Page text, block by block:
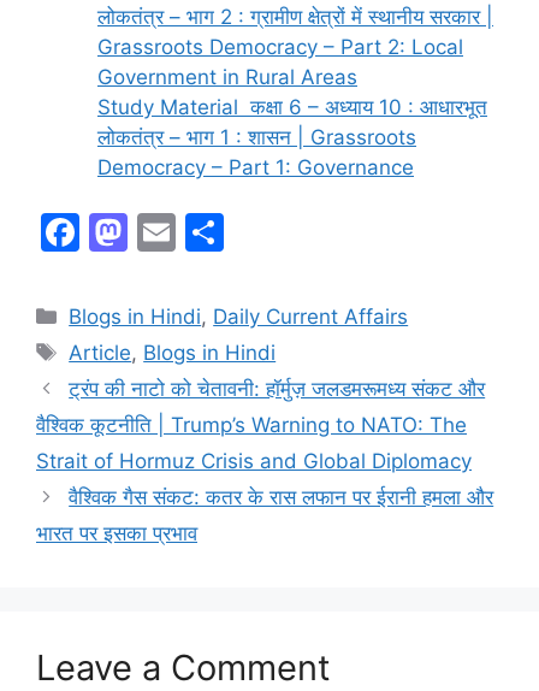
लोकतंत्र – भाग 2 : ग्रामीण क्षेत्रों में स्थानीय सरकार |
Grassroots Democracy – Part 2: Local
Government in Rural Areas
Study Material कक्षा 6 – अध्याय 10 : आधारभूत
लोकतंत्र – भाग 1 : शासन | Grassroots
Democracy – Part 1: Governance
F
c
e
b
o
o
k
M
st
o
d
o
n
E
ai
l
ar
e
Blogs in Hindi, Daily Current Affairs
Article, Blogs in Hindi
ट्रंप की नाटो को चेतावनी: हॉर्मुज़ जलडमरूमध्य संकट और
वैश्विक कूटनीति | Trump’s Warning to NATO: The
Strait of Hormuz Crisis and Global Diplomacy
वैश्विक गैस संकट: कतर के रास लफान पर ईरानी हमला और
भारत पर इसका प्रभाव
Leave a Comment